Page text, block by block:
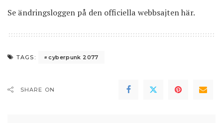
Se ändringsloggen på den officiella webbsajtenhär.
TAGS: cyberpunk 2077
SHARE ON